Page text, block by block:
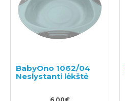
BabyOno 1062/04
Neslystanti lėkštė
6,00€